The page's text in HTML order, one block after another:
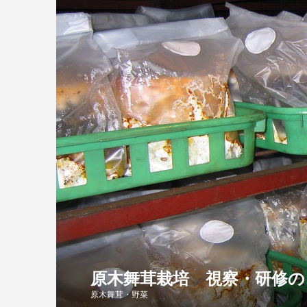
原木舞茸栽培 視察・研修
原木舞茸・野菜